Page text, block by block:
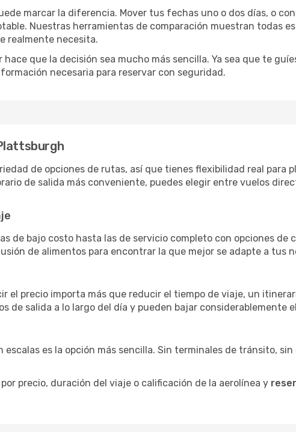
marcar la diferencia. Mover tus fechas uno o dos días, o
Nuestras herramientas de comparación muestran todas
realmente necesita.
que la decisión sea mucho más sencilla. Ya sea que te
necesaria para reservar con seguridad.
de opciones de rutas, así que tienes flexibilidad real para
de salida más conveniente, puedes elegir entre vuelos
de bajo costo hasta las de servicio completo con opciones de
de alimentos para encontrar la que mejor se adapte a tus
el precio importa más que reducir el tiempo de viaje, un
de salida a lo largo del día y pueden bajar considerablemente
es la opción más sencilla. Sin terminales de tránsito,
precio, duración del viaje o calificación de la aerolínea y